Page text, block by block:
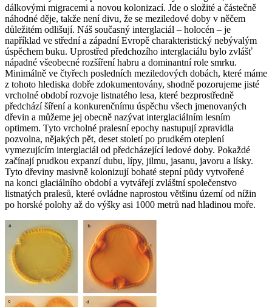
dálkovými migracemi a novou kolonizací. Jde o složité a částečně
náhodné děje, takže není divu, že se meziledové doby v něčem
důležitém odlišují. Náš současný interglaciál – holocén – je
například ve střední a západní Evropě charakteristický nebývalým
úspěchem buku. Uprostřed předchozího interglaciálu bylo zvlášť
nápadné všeobecné rozšíření habru a dominantní role smrku.
Minimálně ve čtyřech posledních meziledových dobách, které máme
z tohoto hlediska dobře zdokumentovány, shodně pozorujeme jisté
vrcholné období rozvoje listnatého lesa, které bezprostředně
předchází šíření a konkurenčnímu úspěchu všech jmenovaných
dřevin a můžeme jej obecně nazývat interglaciálním lesním
optimem. Tyto vrcholné pralesní epochy nastupují zpravidla
pozvolna, nějakých pět, deset století po prudkém oteplení
vymezujícím interglaciál od předcházející ledové doby. Pokaždé
začínají prudkou expanzí dubu, lípy, jilmu, jasanu, javoru a lísky.
Tyto dřeviny masivně kolonizují bohaté stepní půdy vytvořené
na konci glaciálního období a vytvářejí zvláštní společenstvo
listnatých pralesů, které ovládne naprostou většinu území od nížin
po horské polohy až do výšky asi 1000 metrů nad hladinou moře.